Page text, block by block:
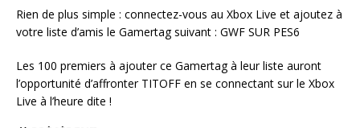
Rien de plus simple : connectez-vous au Xbox Live et ajoutez à
votre liste d’amis le Gamertag suivant : GWF SUR PES6
Les 100 premiers à ajouter ce Gamertag à leur liste auront
l’opportunité d’affronter TITOFF en se connectant sur le Xbox
Live à l’heure dite !